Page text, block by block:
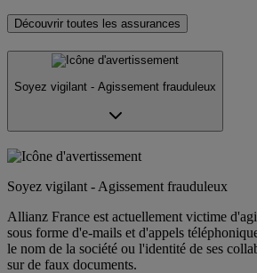
Découvrir toutes les assurances
Soyez vigilant - Agissement frauduleux
Soyez vigilant - Agissement frauduleux
Allianz France est actuellement victime
sous forme d'e-mails et d'appels
le nom de la société ou l'identité de ses
sur de faux documents.